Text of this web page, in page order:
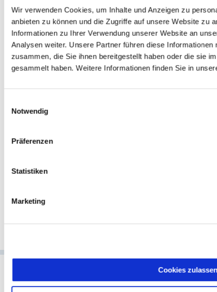
Wir verwenden Cookies, um Inhalte und Anzeigen zu
anbieten zu können und die Zugriffe auf unsere Website zu
Informationen zu Ihrer Verwendung unserer Website an
Analysen weiter. Unsere Partner führen diese
zusammen, die Sie ihnen bereitgestellt haben oder die sie
gesammelt haben. Weitere Informationen finden Sie in
Notwendig
Präferenzen
Statistiken
Marketing
Cookies zulassen
Digitale Souveränität: Europa holt sich
die Datenkontrolle zurück
Digitale Souveränität: So behalten Unternehmen die Kontrolle
im Überblick.
ZUM ARTIKEL
Die